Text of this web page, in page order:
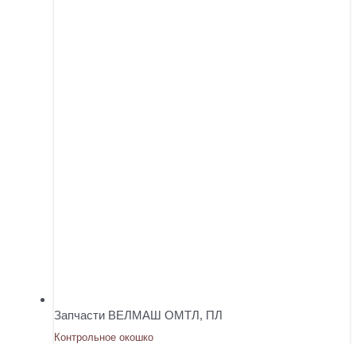
Запчасти ВЕЛМАШ ОМТЛ, ПЛ
Контрольное окошко